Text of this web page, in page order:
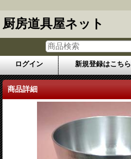
厨房道具屋ネット
ログイン 新規登録はこちら
商品詳細